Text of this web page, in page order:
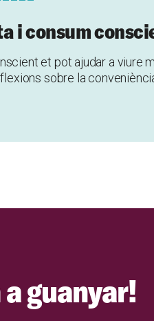
i consum
et pot ajudar a viure
sobre la
guanyar!